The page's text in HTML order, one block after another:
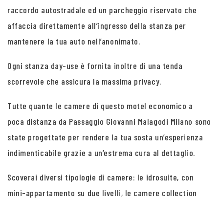
raccordo autostradale ed un parcheggio riservato che
affaccia direttamente all’ingresso della stanza per
mantenere la tua auto nell’anonimato.
Ogni stanza day-use è fornita inoltre di una tenda
scorrevole che assicura la massima privacy.
Tutte quante le camere di questo motel economico a
poca distanza da Passaggio Giovanni Malagodi Milano sono
state progettate per rendere la tua sosta un’esperienza
indimenticabile grazie a un’estrema cura al dettaglio.
Scoverai diversi tipologie di camere: le idrosuite, con
mini-appartamento su due livelli, le camere collection